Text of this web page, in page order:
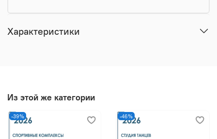
Характеристики
Из этой же категории
-39% -46%